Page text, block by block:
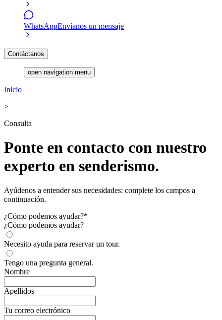
WhatsAppEnvíanos un mensaje
Contáctanos
open navigation menu
Inicio
>
Consulta
Ponte en contacto con nuestro
experto en senderismo.
Ayúdenos a entender sus necesidades: complete los campos a
continuación.
¿Cómo podemos ayudar?*
¿Cómo podemos ayudar?
Necesito ayuda para reservar un tour.
Tengo una pregunta general.
Nombre
Apellidos
Tu correo electrónico